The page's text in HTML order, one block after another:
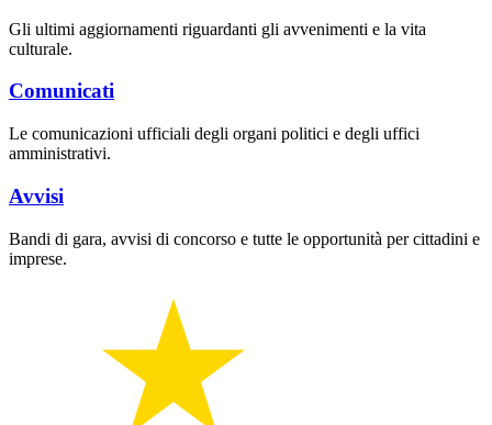
Gli ultimi aggiornamenti riguardanti gli avvenimenti e la vita
culturale.
Comunicati
Le comunicazioni ufficiali degli organi politici e degli uffici
amministrativi.
Avvisi
Bandi di gara, avvisi di concorso e tutte le opportunità per cittadini e
imprese.